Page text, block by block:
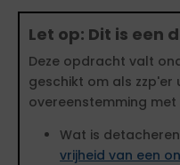
Let op: Dit is een
Deze opdracht valt
geschikt om als zzp'er
overeenstemming met
Wat is
vrijheid van een